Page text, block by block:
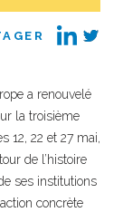
a renouvelé
la troisième
12, 22 et 27 mai,
de l’histoire
ses institutions
concrète